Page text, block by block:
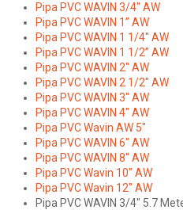
Pipa PVC WAVIN 3/4″ AW
Pipa PVC WAVIN 1” AW
Pipa PVC WAVIN 1 1/4″ AW
Pipa PVC WAVIN 1 1/2” AW
Pipa PVC WAVIN 2″ AW
Pipa PVC WAVIN 2 1/2″ AW
Pipa PVC WAVIN 3″ AW
Pipa PVC WAVIN 4″ AW
Pipa PVC Wavin AW 5″
Pipa PVC WAVIN 6″ AW
Pipa PVC WAVIN 8″ AW
Pipa PVC Wavin 10″ AW
Pipa PVC Wavin 12″ AW
Pipa PVC WAVIN 3/4″ 5.7